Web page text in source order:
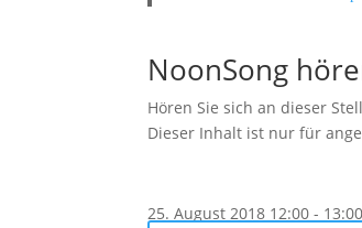
NoonSong
Hören Sie sich an dieser
Dieser Inhalt ist nur für
25. August 2018 12:00 - 13:00